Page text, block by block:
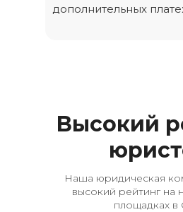
дополнительных
Высокий
Наша юридическая
высокий рейтинг на
площадках